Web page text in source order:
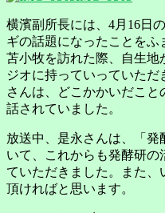
横濱副所長には、4月16日
ギの話題になったことをふ
苫小牧を訪れた際、自生地
ジオに持っていっていた
さんは、どこかかいだこと
話されていました。
放送中、是永さんは、「
いて、これからも発酵研の
ていただきました。また、
頂ければと思います。